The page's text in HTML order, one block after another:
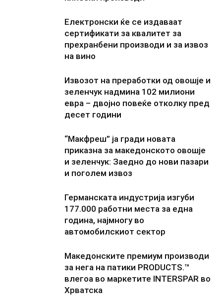
Електронски ќе се издаваат
сертификати за квалитет за
прехранбени производи и за извоз
на вино
Извозот на преработки од овошје и
зеленчук надмина 102 милиони
евра – двојно повеќе отколку пред
десет години
“Макфреш” ја гради новата
приказна за македонското овошје
и зеленчук: Заедно до нови пазари
и поголем извоз
Германската индустрија изгуби
177.000 работни места за една
година, најмногу во
автомобилскиот сектор
Македонските премиум производи
за нега на патики PRODUCTS.™
влегоа во маркетите INTERSPAR во
Хрватска